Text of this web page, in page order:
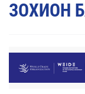
ЗОХИОН